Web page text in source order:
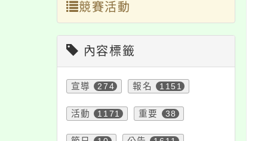
競賽活動
內容標籤
宣導 274 報名 1151
活動 1171 重要 38